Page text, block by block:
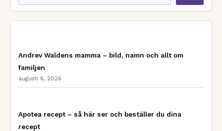
Andrev Waldens mamma – bild, namn och allt om
familjen
augusti 6, 2026
Apotea recept – så här ser och beställer du dina
recept